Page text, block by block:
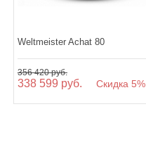
Weltmeister Achat 80
356 420 руб.
338 599 руб. Скидка 5%